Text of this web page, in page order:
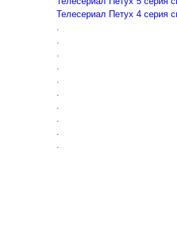
Телесериал Петух 4 серия
.
.
.
.
.
.
.
.
.
.